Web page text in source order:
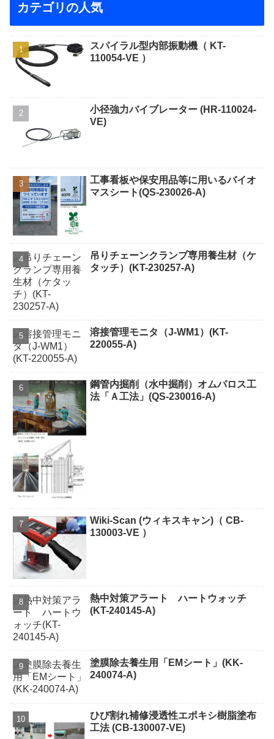
カテゴリの人気
スパイラル型内部振動機（ KT-
110054-VE ）
小径強力バイブレーター (HR-110024-
VE)
工事看板や保安用品等に用いるバイオ
マスシート(QS-230026-A)
吊りチェーンクランプ専用養生材（ケ
タッチ）(KT-230257-A)
溶接管理モニタ（J-WM1）(KT-
220055-A)
鋼管内掘削（水中掘削）オムパロス工
法「Ａ工法」(QS-230016-A)
Wiki-Scan (ウィキスキャン)（ CB-
130003-VE ）
熱中対策アラート ハートウォッチ
(KT-240145-A)
塗膜除去養生用「EMシート」(KK-
240074-A)
ひび割れ補修浸透性エポキシ樹脂塗布
工法 (CB-130007-VE)